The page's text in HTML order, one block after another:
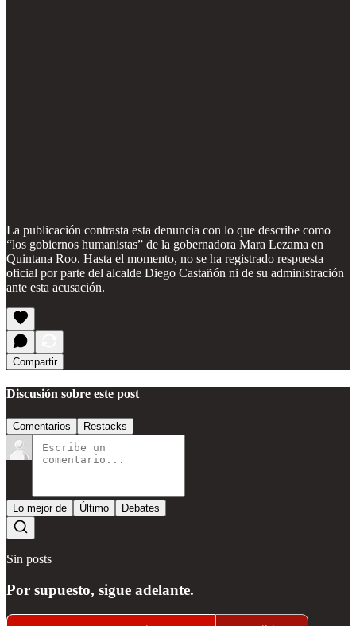
La publicación contrasta esta denuncia con lo que describe como
“los gobiernos humanistas” de la gobernadora Mara Lezama en
Quintana Roo. Hasta el momento, no se ha registrado respuesta
oficial por parte del alcalde Diego Castañón ni de su administración
ante esta acusación.
Compartir
Discusión sobre este post
Comentarios Restacks
Lo mejor de Último Debates
Sin posts
Por supuesto, sigue adelante.